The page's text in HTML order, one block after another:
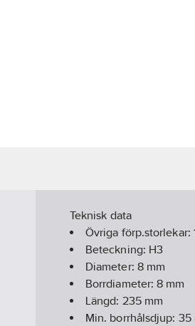
Teknisk data
Övriga förp.storlekar:
Beteckning: H3
Diameter: 8mm
Borrdiameter:8 mm
Längd: 235mm
Min. borrhålsdjup: 35